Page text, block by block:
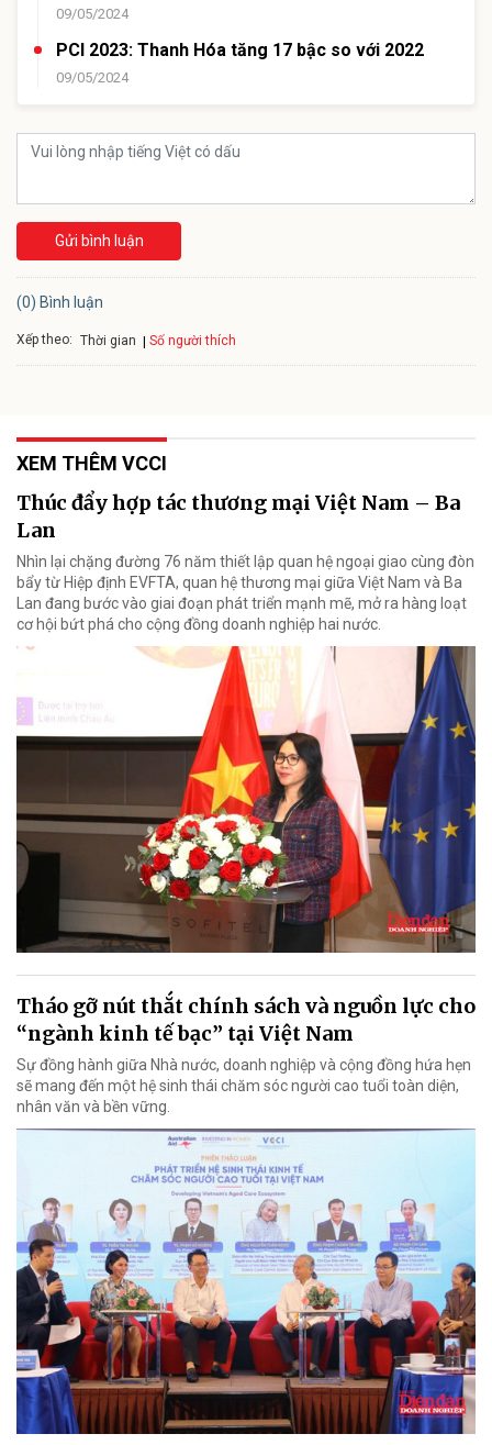
09/05/2024
PCI 2023: Thanh Hóa tăng 17 bậc so với 2022
09/05/2024
Gửi bình luận
(0) Bình luận
Xếp theo: Thời gian Số người thích
XEM THÊM VCCI
Thúc đẩy hợp tác thương mại Việt Nam – Ba
Lan
Nhìn lại chặng đường 76 năm thiết lập quan hệ ngoại giao cùng đòn
bẩy từ Hiệp định EVFTA, quan hệ thương mại giữa Việt Nam và Ba
Lan đang bước vào giai đoạn phát triển mạnh mẽ, mở ra hàng loạt
cơ hội bứt phá cho cộng đồng doanh nghiệp hai nước.
Tháo gỡ nút thắt chính sách và nguồn lực cho
“ngành kinh tế bạc” tại Việt Nam
Sự đồng hành giữa Nhà nước, doanh nghiệp và cộng đồng hứa hẹn
sẽ mang đến một hệ sinh thái chăm sóc người cao tuổi toàn diện,
nhân văn và bền vững.